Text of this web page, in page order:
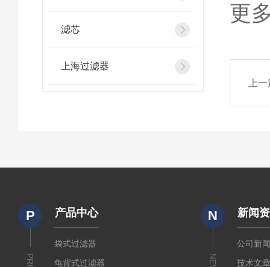
滤芯
上海过滤器
更
上
P 产品中心
袋式过滤器
龟背式过滤器
N 新闻
公司新
技术文